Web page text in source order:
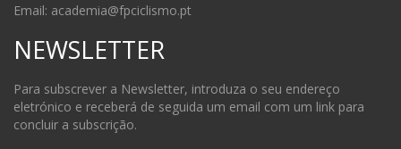
Email: academia@fpciclismo.pt
NEWSLETTER
Para subscrever a Newsletter, introduza o seu endereço
eletrónico e receberá de seguida um email com um link para
concluir a subscrição.